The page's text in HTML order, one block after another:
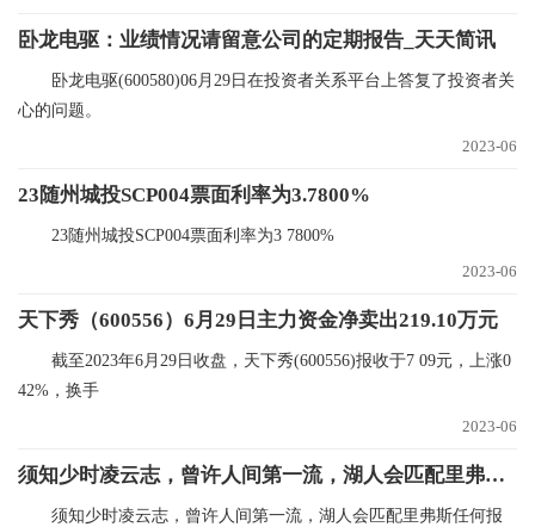
卧龙电驱：业绩情况请留意公司的定期报告_天天简讯
卧龙电驱(600580)06月29日在投资者关系平台上答复了投资者关
心的问题。
2023-06
23随州城投SCP004票面利率为3.7800%
23随州城投SCP004票面利率为3 7800%
2023-06
天下秀（600556）6月29日主力资金净卖出219.10万元
截至2023年6月29日收盘，天下秀(600556)报收于7 09元，上涨0
42%，换手
2023-06
须知少时凌云志，曾许人间第一流，湖人会匹配里弗斯任何报价
须知少时凌云志，曾许人间第一流，湖人会匹配里弗斯任何报